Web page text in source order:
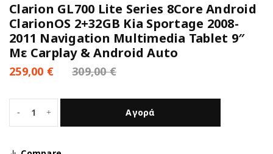
Clarion GL700 Lite Series 8Core Android
ClarionOS 2+32GB Kia Sportage 2008-
2011 Navigation Multimedia Tablet 9″
Με Carplay & Android Auto
309,00€
259,00 €
Αγορά